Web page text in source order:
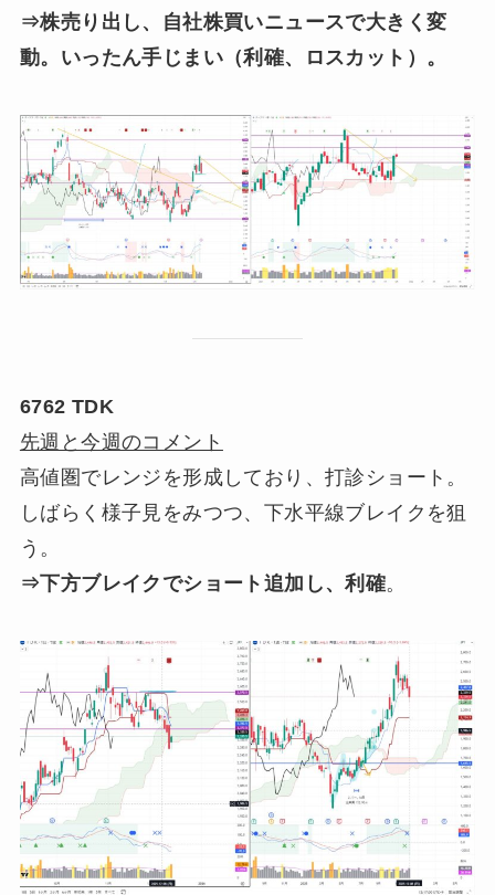
⇒株売り出し、自社株買いニュースで大きく変
動。いったん手じまい（利確、ロスカット）。
6762 TDK
先週と今週のコメント
高値圏でレンジを形成しており、打診ショート。
しばらく様子見をみつつ、下水平線ブレイクを狙
う。
⇒下方ブレイクでショート追加し、利確。